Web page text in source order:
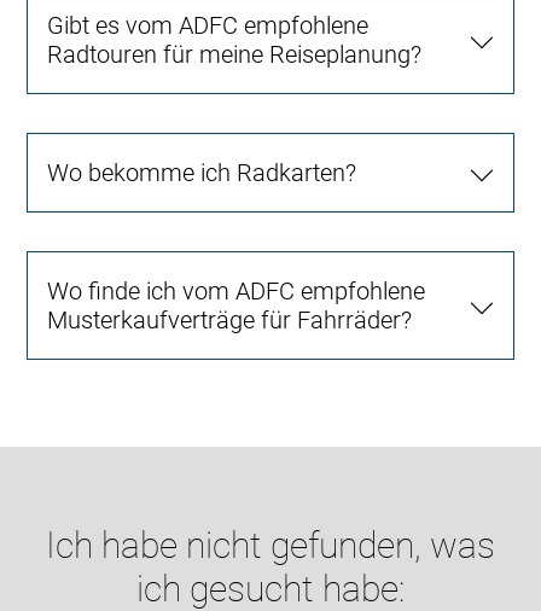
Gibt es vom ADFC empfohlene
Radtouren für meine Reiseplanung?
Wo bekomme ich Radkarten?
Wo finde ich vom ADFC empfohlene
Musterkaufverträge für Fahrräder?
Ich habe nicht gefunden, was
ich gesucht habe: